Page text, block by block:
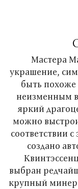
Мастера
украшение,
быть
неизменным в
яркий
можно
соответствии
создано
выбран
крупный